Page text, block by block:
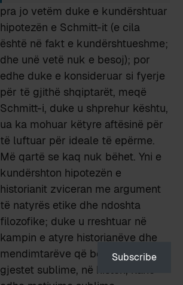
pra jo vetëm duke e kundërshtuar
hipotezën e Schmitt-it (e cila
është në fakt e kundërshtueshme;
dhe unë vetë nuk e besoj); por
edhe duke e konsideruar si fyerje
për të gjithë shqiptarët, meqë
Schmitt-i, duke u shprehur kështu,
ua ka mohuar këtyre aftësinë për
të luftuar për ideale të epërme.
Më qartë se kaq nuk bëhet. Yni e
kundërshton hipotezën e
historianit zviceran me argument
të natyrës etike dhe ndoshta
filozofike; duke u rreshtuar në
kampin e atyre historianëve dhe
mendimtarëve që besojnë se
gjestet sublime, në histori, kanë
Subscribe